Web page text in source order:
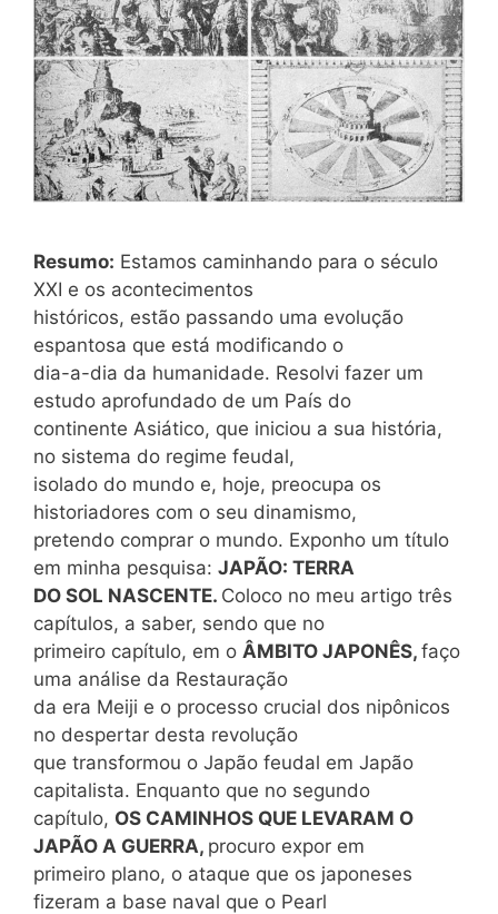
Resumo: Estamos caminhando para o século
XXI e os acontecimentos
históricos, estão passando uma evolução
espantosa que está modificando o
dia-a-dia da humanidade. Resolvi fazer um
estudo aprofundado de um País do
continente Asiático, que iniciou a sua história,
no sistema do regime feudal,
isolado do mundo e, hoje, preocupa os
historiadores com o seu dinamismo,
pretendo comprar o mundo. Exponho um título
em minha pesquisa: JAPÃO: TERRA
DO SOL NASCENTE. Coloco no meu artigo três
capítulos, a saber, sendo que no
primeiro capítulo, em o ÂMBITO JAPONÊS, faço
uma análise da Restauração
da era Meiji e o processo crucial dos nipônicos
no despertar desta revolução
que transformou o Japão feudal em Japão
capitalista. Enquanto que no segundo
capítulo, OS CAMINHOS QUE LEVARAM O
JAPÃO A GUERRA, procuro expor em
primeiro plano, o ataque que os japoneses
fizeram a base naval que o Pearl